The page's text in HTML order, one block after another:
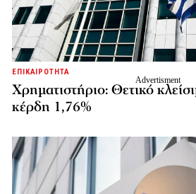
ΕΠΙΚΑΙΡΟΤΗΤΑ
Χρηματιστήριο: Θετικό
κέρδη 1,76%